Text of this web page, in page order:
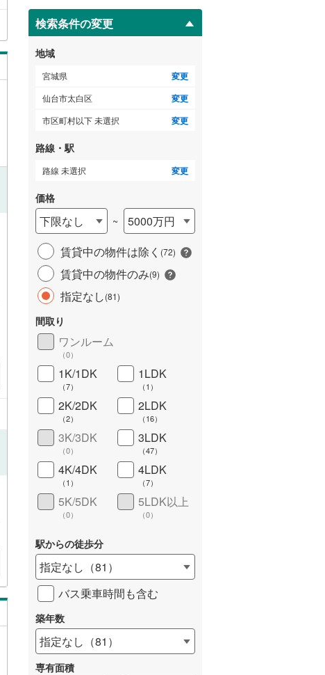
ジ
に
保
存
す
る
検索条件の変更
地域
宮城県 変更
仙台市太白区 変更
市区町村以下 未選択 変更
路線・駅
路線 未選択 変更
価格
下限なし ~
5000万円
賃貸中の物件は除く (72)
賃貸中の物件のみ(9)
指定なし(81)
間取り
ワンルーム
（0）
1K/1DK
（7）
1LDK
（1 ）
2K/2DK
（2）
2LDK
（16）
3K/3DK
（0）
3LDK
（47）
4K/4DK
（1 ）
4LDK
（7）
5K/5DK
（0）
5LDK以上
（0）
駅からの徒歩分
指定なし （81 ）
バス乗車時間も含む
築年数
指定なし （81 ）
専有面積
（48）
ワイドバルコニー
詳しく見る